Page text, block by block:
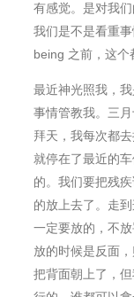
有感觉。是对我
我们是不是看重
being 之前，这个
最近神光照我，
事情管教我。三
拜天，我每次都
就停在了最近的
的。我们要把残
的放上去了。走
一定要放的，不
放的时候是反面
把背面朝上了，